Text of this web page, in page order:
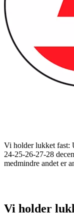
Vi holder lukket fast:
24-25-26-27-28
medmindre andet er
Vi holder